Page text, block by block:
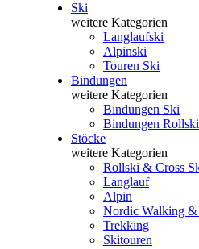
Ski
weitere Kategorien
Langlaufski
Alpinski
Touren Ski
Bindungen
weitere Kategorien
Bindungen Ski
Bindungen Rollski
Stöcke
weitere Kategorien
Rollski & Cross
Langlauf
Alpin
Nordic Walking
Trekking
Skitouren